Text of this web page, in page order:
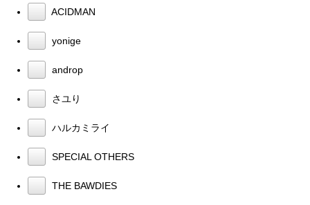
ACIDMAN
yonige
androp
さユり
ハルカミライ
SPECIAL OTHERS
THE BAWDIES